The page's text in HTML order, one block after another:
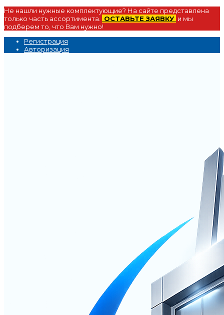
Не нашли нужные комплектующие? На сайте представлена
только часть ассортимента.
ОСТАВЬТЕ ЗАЯВКУ и мы
подберем то, что Вам нужно!
Регистрация
Авторизация